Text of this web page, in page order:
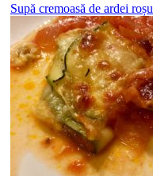
Supă cremoasă de ardei roșu